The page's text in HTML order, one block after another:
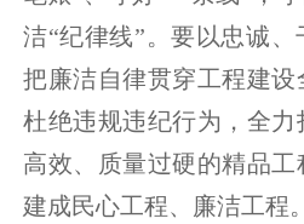
洁“纪律线”。要以忠诚、
把廉洁自律贯穿工程建
杜绝违规违纪行为，全
高效、质量过硬的精品
建成民心工程、廉洁工程。